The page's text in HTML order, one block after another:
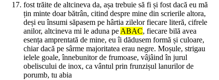
fost trăite de altcineva da, așa trebuie să fi și fost dacă eu mă
țin minte doar bătrân, citind despre mine din scrierile altora,
deși eu însumi săpasem pe hârtia zilelor fiecare literă, cifrele
anilor, altcineva mi le aduna peABAC, fiecare bilă avea
esența amprentată de mine, eu îi dădusem formă și culoare,
chiar dacă pe sârme majoritatea erau negre. Moșule, strigau
ielele goale, înnebunitor de frumoase, vâjâind în jurul
obeliscului de inox, ca vântul prin frunzișul lanurilor de
porumb, tu abia